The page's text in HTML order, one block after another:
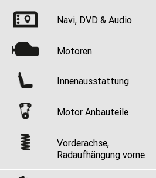
Navi, DVD & Audio
Motoren
Innenausstattung
Motor Anbauteile
Vorderachse,
Radaufhängung vorne